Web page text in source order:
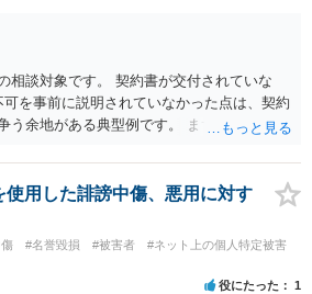
相談対象です。 契約書が交付されていな
を事前に説明されていなかった点は、契約
う余地がある典型例です。 まずは、運営と
また同時並行で（もしまだされていないの
の明確化はしておくべきだと考えます。
使用した誹謗中傷、悪用に対す
#名誉毀損 #被害者
#ネット上の個人特定被害
役にたった 1